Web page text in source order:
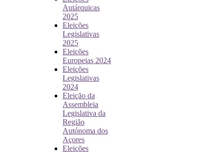
Autárquicas
2025
Eleições
Legislativas
2025
Eleições
Europeias 2024
Eleições
Legislativas
2024
Eleição da
Assembleia
Legislativa da
Região
Autónoma dos
Açores
Eleições